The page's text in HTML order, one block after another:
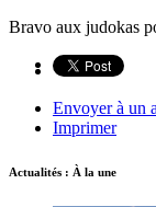
Bravo aux judokas
Envoyer à un
Imprimer
Actualités : À la une